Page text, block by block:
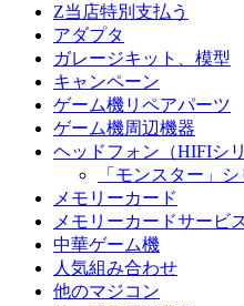
Z当店特別支払う
アダプタ
ガレージキット、模型
キャンペーン
ゲーム機リペアパーツ
ゲーム機周辺機器
ヘッドフォン（HIFIシリ
「モンスター」
メモリーカード
メモリーカードサービ
中華ゲーム機
人気組み合わせ
他のマジコン